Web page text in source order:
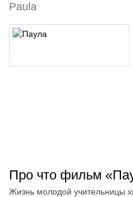
Paula
Про что фильм
Жизнь молодой учительницы